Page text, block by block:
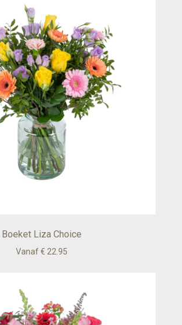
Boeket Liza Choice
Vanaf € 22.95